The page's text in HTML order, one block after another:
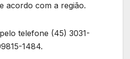
acordo com a região.
telefone (45) 3031-
1484.